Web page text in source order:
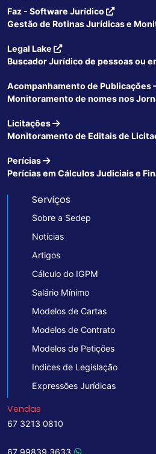
Faz - Software Jurídico
Gestão de Rotinas Jurídicas e
Legal Lake
Buscador Jurídico de pessoas ou
Acompanhamento de Publicações
Monitoramento de nomes nos
Licitações
Monitoramento de Editais de
Perícias
Perícias em Cálculos Judiciais e
Serviços
Sobre a Sedep
Notícias
Artigos
Cálculo do IGPM
Salário Mínimo
Modelos de Cartas
Modelos de Contrato
Modelos de Petições
Indices de Legislação
Expressões Jurídicas
Vendas
67 3213 0810
67 99839 3633